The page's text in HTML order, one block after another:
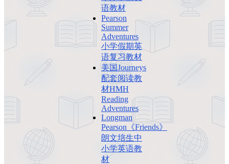
语教材
Pearson
Summer
Adventures
小学假期英
语复习教材
美国Journeys
配套阅读教
材HMH
Reading
Adventures
Longman
Pearson《Friends》
朗文培生中
小学英语教
材